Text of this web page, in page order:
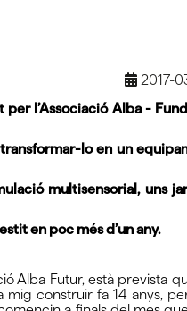
2017-
l’Associació Alba -
lo en un
multisensorial, uns
en poc més d’un any.
Alba Futur, està prevista
mig construir fa 14 anys,